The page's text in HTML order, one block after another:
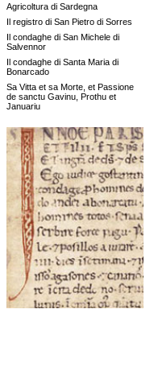
Agricoltura di Sardegna
Il registro di San Pietro di Sorres
Il condaghe di San Michele di
Salvennor
Il condaghe di Santa Maria di
Bonarcado
Sa Vitta et sa Morte, et Passione
de sanctu Gavinu, Prothu et
Januariu